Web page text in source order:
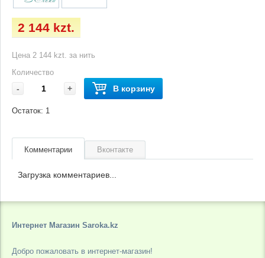
2 144 kzt.
Цена 2 144 kzt. за нить
Количество
- + В корзину
Остаток: 1
Комментарии Вконтакте
Загрузка комментариев...
Интернет Магазин Saroka.kz
Добро пожаловать в интернет-магазин!